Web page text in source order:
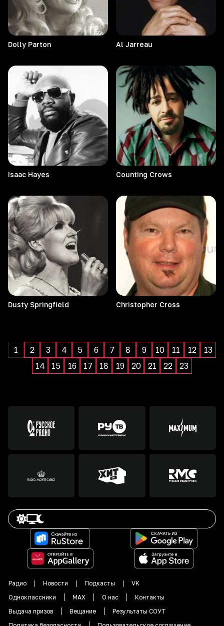
Dolly Parton Al Jarreau
Isaac Hayes Counting Crows
Dusty Springfield Christopher Cross
1 2 3 4 5 6 7 8 9 10 11 12
13
14
15 16 17 18 19 20 21 22 23
Радио Новости Подкасты
VK
Одноклассники
MAX О нас
Контакты
Выдача призов
Вещание
Результаты СОУТ